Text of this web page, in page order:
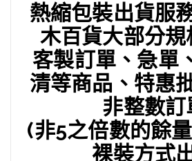
熱縮包裝出貨服
木百貨大部分
客製訂單、急單
清等商品、特惠
非整數訂
(非5之倍數的餘
裸裝方式